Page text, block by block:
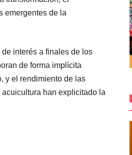
emergentes de la
interés a finales de los
de forma implícita
y el rendimiento de las
han explicitado la